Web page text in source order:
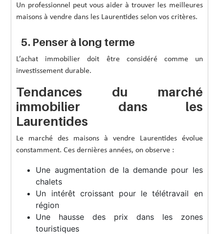
Un professionnel peut vous aider à trouver les meilleures
maisons à vendre dans les Laurentides selon vos critères.
5. Penser à long terme
L’achat immobilier doit être considéré comme un
investissement durable.
Tendances du marché
immobilier dans les
Laurentides
Le marché des maisons à vendre Laurentides évolue
constamment. Ces dernières années, on observe :
Une augmentation de la demande pour les
chalets
Un intérêt croissant pour le télétravail en
région
Une hausse des prix dans les zones
touristiques